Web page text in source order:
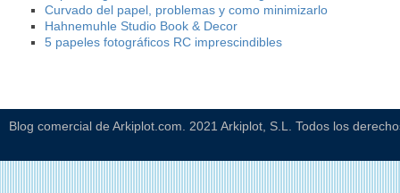
Curvado del papel, problemas y como minimizarlo
Hahnemuhle Studio Book & Decor
5 papeles fotográficos RC imprescindibles
Blog comercial de Arkiplot.com. 2021 Arkiplot, S.L. Todos los